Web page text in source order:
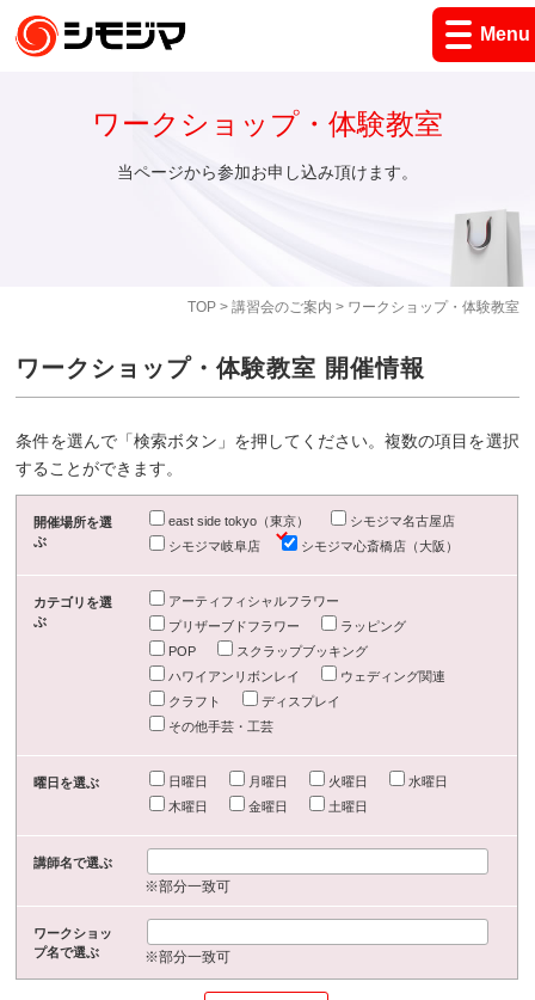
Menu
TOP> 講習会のご案内 > ワークショップ・体験教室
ワークショップ・体験教室
当ページから参加お申し込み頂けます。
ワークショップ・体験教室 開催情報
条件を選んで「検索ボタン」を押してください。複数の項目を選択
することができます。
開催場所を選
ぶ
east side tokyo（東京）
シモジマ名古屋店
シモジマ岐阜店
シモジマ心斎橋店（大阪）
カテゴリを選
ぶ
アーティフィシャルフラワー
プリザーブドフラワー
ラッピング
POP
スクラップブッキング
ハワイアンリボンレイ
ウェディング関連
クラフト
ディスプレイ
その他手芸・工芸
曜日を選ぶ 日曜日 月曜日 火曜日
水曜日
木曜日
金曜日 土曜日
講師名で選ぶ
※部分一致可
ワークショッ
プ名で選ぶ
※部分一致可